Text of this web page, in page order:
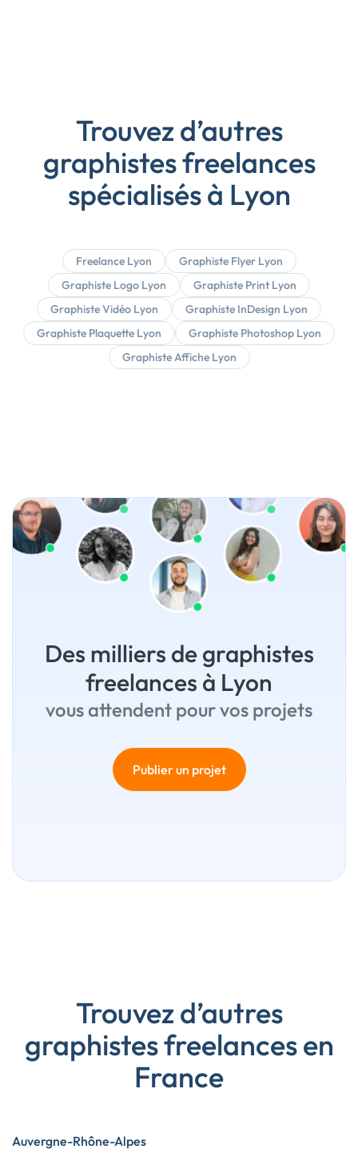
Trouvez d’autres
graphistes freelances
spécialisés à Lyon
Freelance Lyon
Graphiste Flyer Lyon
Graphiste Logo Lyon
Graphiste Print Lyon
Graphiste Vidéo Lyon
Graphiste InDesign Lyon
Graphiste Plaquette Lyon
Graphiste Photoshop Lyon
Graphiste Affiche Lyon
Des milliers de graphistes
freelances à Lyon
vous attendent pour vos projets
Publier un projet
Trouvez d’autres
graphistes freelances en
France
Auvergne-Rhône-Alpes